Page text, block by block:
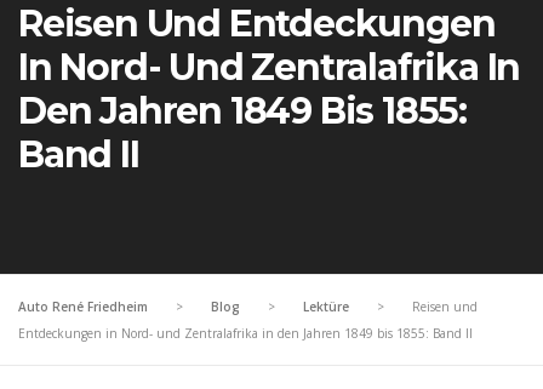
Reisen Und Entdeckungen
In Nord- Und Zentralafrika In
Den Jahren 1849 Bis 1855:
Band II
Auto René Friedheim > Blog > Lektüre >
Reisen und
Entdeckungen in Nord- und Zentralafrika in den Jahren 1849 bis 1855: Band II